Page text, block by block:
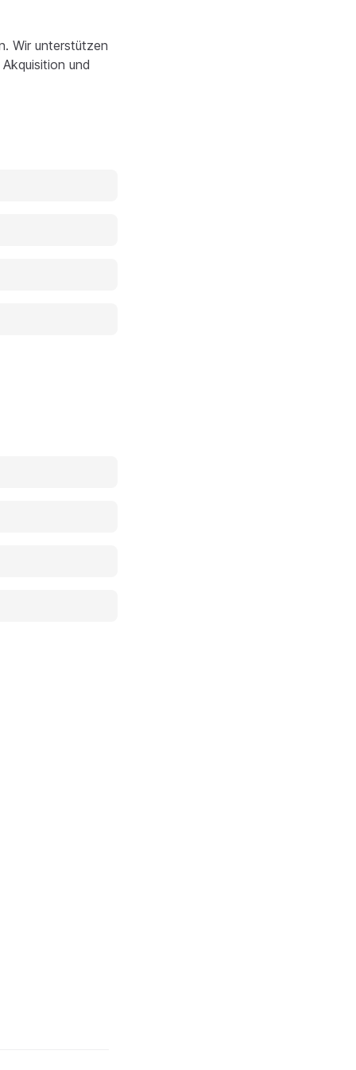
Wir unterstützen
und